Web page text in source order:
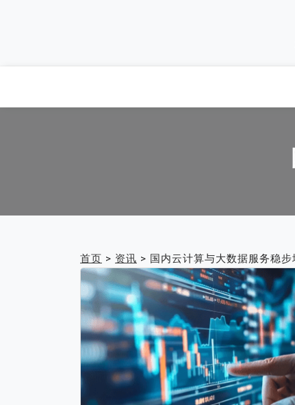
首页 > 资讯 > 国内云计算与大数据服务稳步